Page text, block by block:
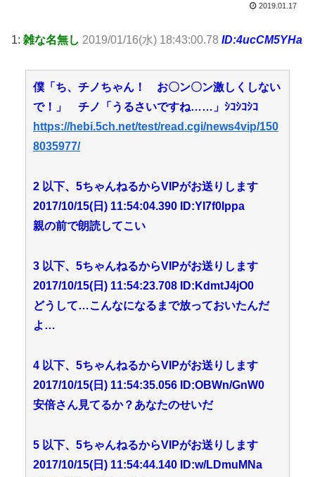
2019.01.17
1: 雑な名無し 2019/01/16(水) 18:43:00.78 ID:4ucCM5YHa
僕「ち、チノちゃん！ お〇ン〇ン激しくしない
で！」 チノ「うるさいですね……」ｼｺｼｺｼｺ
https://hebi.5ch.net/test/read.cgi/news4vip/150
8035977/
2 以下、5ちゃんねるからVIPがお送りします
2017/10/15(日) 11:54:04.390 ID:YI7f0Ippa
親の前で朗読してこい
3 以下、5ちゃんねるからVIPがお送りします
2017/10/15(日) 11:54:23.708 ID:KdmtJ4jO0
どうして…こんなになるまで放っておいたんだ
よ…
4 以下、5ちゃんねるからVIPがお送りします
2017/10/15(日) 11:54:35.056 ID:OBWn/GnW0
安倍さん見てるか？あなたのせいだ
5 以下、5ちゃんねるからVIPがお送りします
2017/10/15(日) 11:54:44.140 ID:w/LDmuMNa